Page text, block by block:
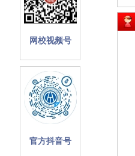
网校视频号
官方抖音号